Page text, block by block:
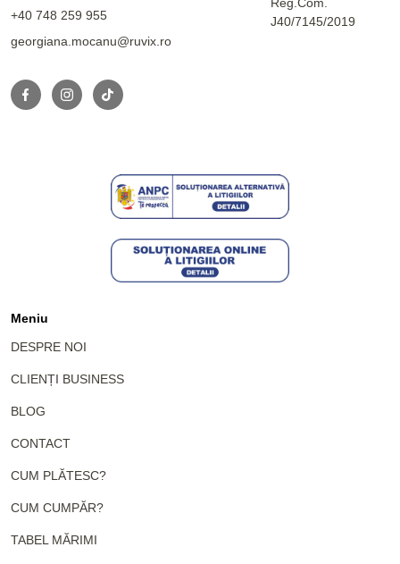
+40 748 259 955
georgiana.mocanu@ruvix.ro
J40/7145/2019
Meniu
DESPRE NOI
CLIENȚI BUSINESS
BLOG
CONTACT
CUM PLĂTESC?
CUM CUMPĂR?
TABEL MĂRIMI